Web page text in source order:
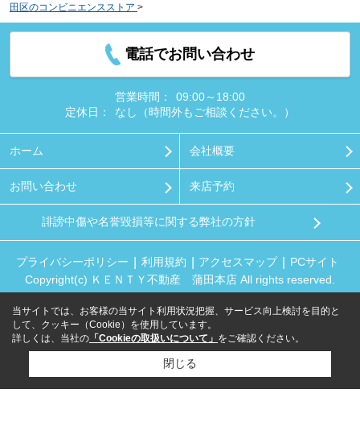
田区のコンビニエンスストア >
電話でお問い合わせ
営業時間：
09:00～18:00
定休日：
なし（時間外もご相談ください。）
ホーム 会社概要
お問い合わせ 来店予約
誹謗中傷や名誉毀損等に関する弊社の方針
プライバシーポリシー 利用規約 アクセスマップ
PCサイト
Copyright(c) ＫＥＮＴＹ不動産 蒲田本店 All rights reserved.
当サイトでは、お客様の当サイト利用状況把握、サービス向上検討を目的と
して、クッキー（Cookie）を使用しています。
詳しくは、当社の 「Cookieの取扱いについて」 をご確認ください。
閉じる